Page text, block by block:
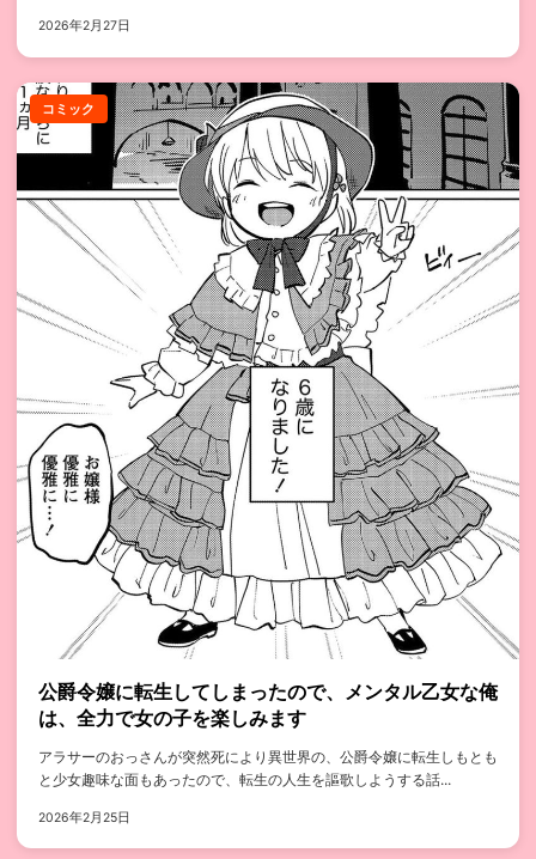
2026年2月27日
コミック
公爵令嬢に転生してしまったので、メンタル乙女な俺
は、全力で女の子を楽しみます
アラサーのおっさんが突然死により異世界の、公爵令嬢に転生しもとも
と少女趣味な面もあったので、転生の人生を謳歌しようする話...
2026年2月25日